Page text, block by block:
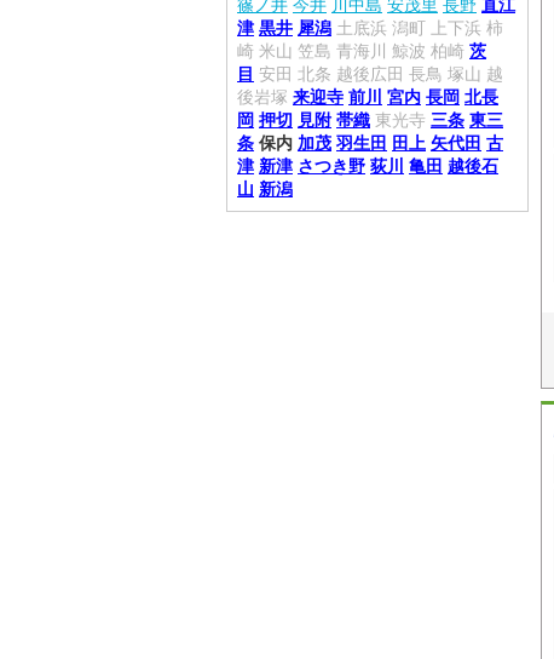
篠ノ井 今井 川中島 安茂里 長野 直江
津 黒井 犀潟 土底浜 潟町 上下浜 柿
崎 米山 笠島 青海川 鯨波 柏崎 茨
目 安田 北条 越後広田 長鳥 塚山 越
後岩塚 来迎寺 前川 宮内 長岡 北長
岡 押切 見附 帯織 東光寺 三条 東三
条 保内 加茂 羽生田 田上 矢代田 古
津 新津 さつき野 荻川 亀田 越後石
山 新潟